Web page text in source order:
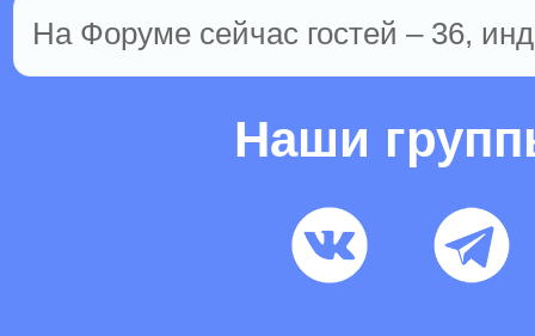
На Форуме сейчас гостей – 36,
Наши